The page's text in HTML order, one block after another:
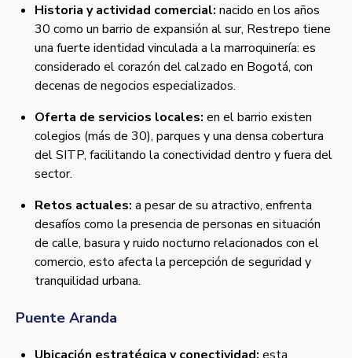
Historia y actividad comercial: nacido en los años
30 como un barrio de expansión al sur, Restrepo tiene
una fuerte identidad vinculada a la marroquinería: es
considerado el corazón del calzado en Bogotá, con
decenas de negocios especializados.
Oferta de servicios locales: en el barrio existen
colegios (más de 30), parques y una densa cobertura
del SITP, facilitando la conectividad dentro y fuera del
sector.
Retos actuales: a pesar de su atractivo, enfrenta
desafíos como la presencia de personas en situación
de calle, basura y ruido nocturno relacionados con el
comercio, esto afecta la percepción de seguridad y
tranquilidad urbana.
Puente Aranda